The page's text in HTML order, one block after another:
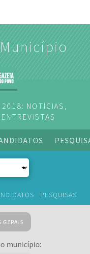
2018: NOTÍCIAS,
PESQUISAS
GERAIS
município: